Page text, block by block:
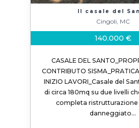
Il casale del
Cingoli, MC
140.000 €
CASALE DEL
CONTRIBUTO
INIZIO LAVORI_Casale del
di circa 180mq su due livelli
completa ristrutturazione
danneggiato…